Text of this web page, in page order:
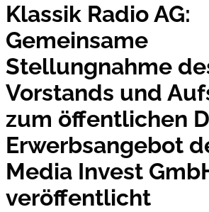
Klassik Radio AG:
Gemeinsame
Stellungnahme
Vorstands und
zum öffentlichen
Erwerbsangebot
Media Invest
veröffentlicht